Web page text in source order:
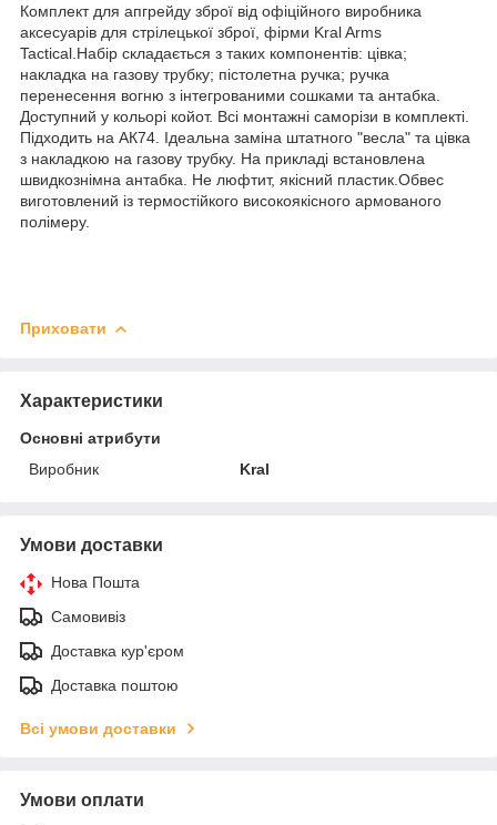
Комплект для апгрейду зброї від офіційного виробника
аксесуарів для стрілецької зброї, фірми Kral Arms
Tactical.Набір складається з таких компонентів: цівка;
накладка на газову трубку; пістолетна ручка; ручка
перенесення вогню з інтегрованими сошками та антабка.
Доступний у кольорі койот. Всі монтажні саморізи в комплекті.
Підходить на АК74. Ідеальна заміна штатного "весла" та цівка
з накладкою на газову трубку. На прикладі встановлена
швидкознімна антабка.
Не люфтит, якісний пластик.Обвес
виготовлений із термостійкого високоякісного армованого
полімеру.
Приховати
Характеристики
Основні атрибути
Виробник
Kral
Умови доставки
Нова Пошта
Самовивіз
Доставка кур'єром
Доставка поштою
Всі умови доставки
Умови оплати